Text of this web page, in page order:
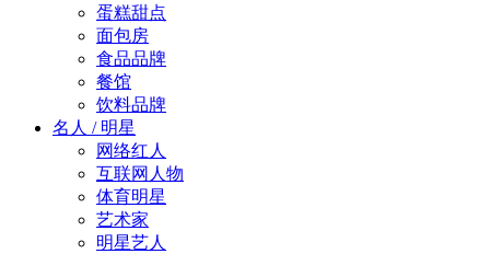
蛋糕甜点
面包房
食品品牌
餐馆
饮料品牌
名人 / 明星
网络红人
互联网人物
体育明星
艺术家
明星艺人